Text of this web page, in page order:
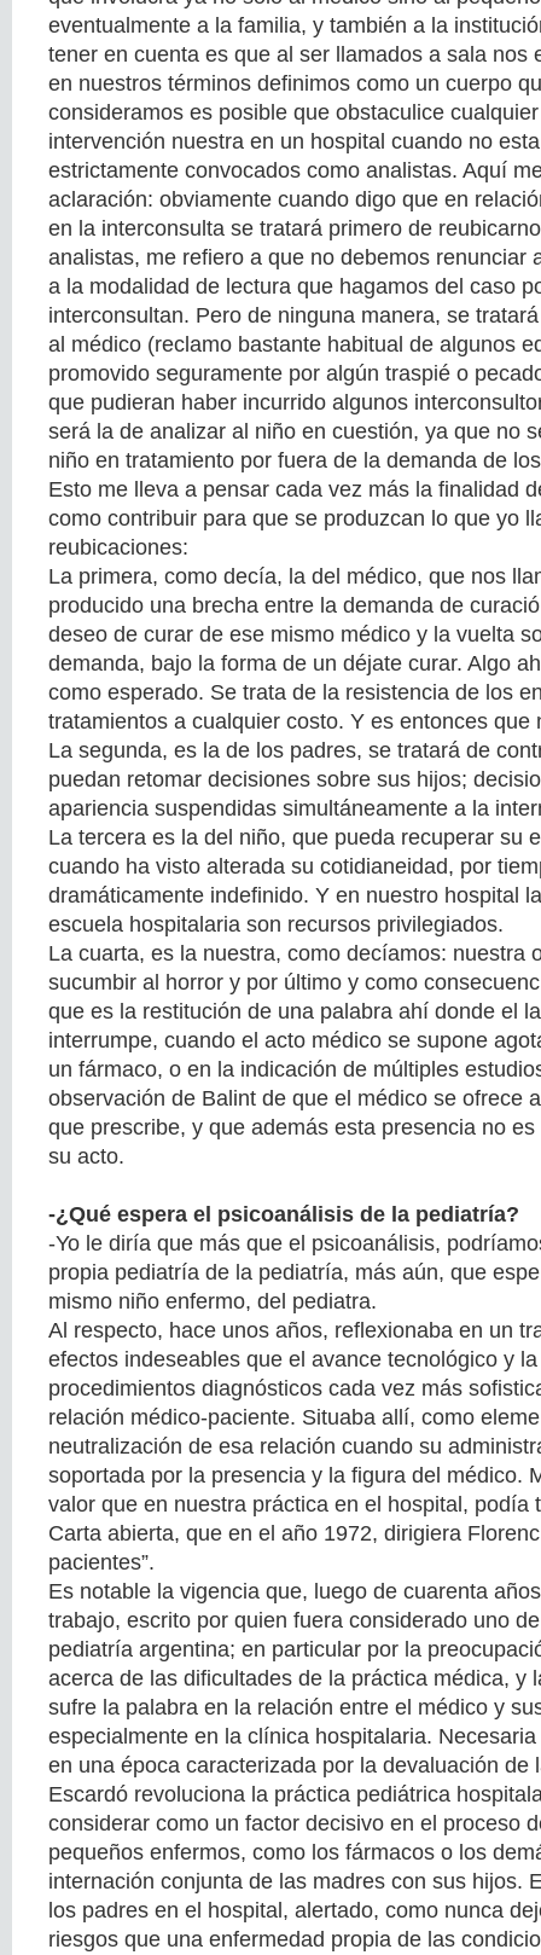
eventualmente a la familia, y también a la
tener en cuenta es que al ser llamados a sala nos
en nuestros términos definimos como un cuerpo
consideramos es posible que obstaculice
intervención nuestra en un hospital cuando no
estrictamente convocados como analistas. Aquí
aclaración: obviamente cuando digo que en
en la interconsulta se tratará primero de
analistas, me refiero a que no debemos renunciar
a la modalidad de lectura que hagamos del caso
interconsultan. Pero de ninguna manera, se
al médico (reclamo bastante habitual de algunos
promovido seguramente por algún traspié o
que pudieran haber incurrido algunos
será la de analizar al niño en cuestión, ya que no
niño en tratamiento por fuera de la demanda de
Esto me lleva a pensar cada vez más la finalidad
como contribuir para que se produzcan lo que yo
reubicaciones:
La primera, como decía, la del médico, que nos
producido una brecha entre la demanda de
deseo de curar de ese mismo médico y la vuelta
demanda, bajo la forma de un déjate curar. Algo
como esperado. Se trata de la resistencia de los
tratamientos a cualquier costo. Y es entonces que
La segunda, es la de los padres, se tratará de
puedan retomar decisiones sobre sus hijos;
apariencia suspendidas simultáneamente a la
La tercera es la del niño, que pueda recuperar su
cuando ha visto alterada su cotidianeidad, por
dramáticamente indefinido. Y en nuestro hospital
escuela hospitalaria son recursos privilegiados.
La cuarta, es la nuestra, como decíamos: nuestra
sucumbir al horror y por último y como
que es la restitución de una palabra ahí donde el
interrumpe, cuando el acto médico se supone
un fármaco, o en la indicación de múltiples
observación de Balint de que el médico se ofrece
que prescribe, y que además esta presencia no
su acto.
-¿Qué espera el psicoanálisis de la pediatría?
-Yo le diría que más que el psicoanálisis,
propia pediatría de la pediatría, más aún, que
mismo niño enfermo, del pediatra.
Al respecto, hace unos años, reflexionaba en un
efectos indeseables que el avance tecnológico y
procedimientos diagnósticos cada vez más
relación médico-paciente. Situaba allí, como
neutralización de esa relación cuando su
soportada por la presencia y la figura del médico.
valor que en nuestra práctica en el hospital, podía
Carta abierta, que en el año 1972, dirigiera
pacientes”.
Es notable la vigencia que, luego de cuarenta
trabajo, escrito por quien fuera considerado uno
pediatría argentina; en particular por la
acerca de las dificultades de la práctica médica, y
sufre la palabra en la relación entre el médico y
especialmente en la clínica hospitalaria.
en una época caracterizada por la devaluación de
Escardó revoluciona la práctica pediátrica
considerar como un factor decisivo en el proceso
pequeños enfermos, como los fármacos o los
internación conjunta de las madres con sus hijos.
los padres en el hospital, alertado, como nunca
riesgos que una enfermedad propia de las